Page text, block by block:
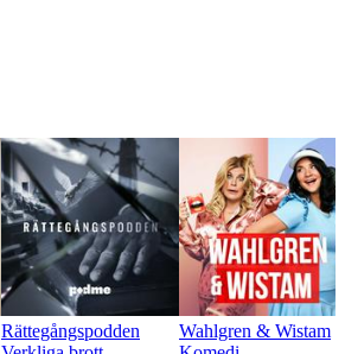
Rättegångspodden
Wahlgren & Wistam